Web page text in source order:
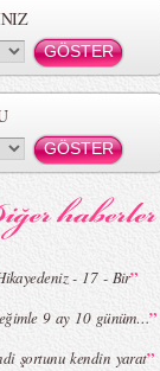
Yaz
MBFWI -
MBFWI - Burçe
- 17 - Bir”
9 ay 10 günüm…”
şortunu kendin yarat”